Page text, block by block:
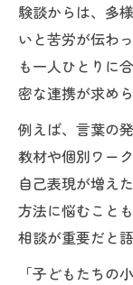
験談からは、多
いと苦労が伝わ
も一人ひとりに
密な連携が求め
例えば、言葉の
教材や個別ワー
自己表現が増え
方法に悩むこと
相談が重要だと
「子どもたちの